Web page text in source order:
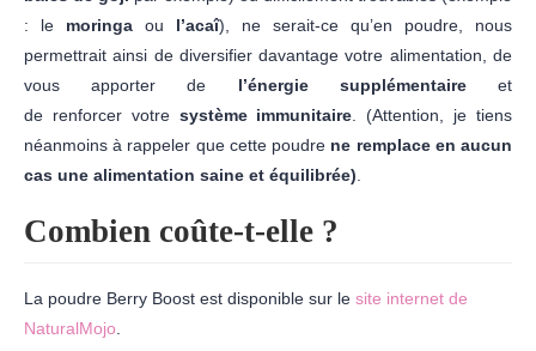
: le moringa ou l’acaî), ne serait-ce qu’en poudre, nous
permettrait ainsi de diversifier davantage votre alimentation, de
vous apporter de l’énergie supplémentaireet
de renforcer votresystème immunitaire . (Attention, je tiens
néanmoins à rappeler que cette poudre ne remplace en aucun
cas une alimentation saine et équilibrée)
Combien coûte-t-elle ?
La poudre Berry Boost est disponible sur le site internet de
NaturalMojo